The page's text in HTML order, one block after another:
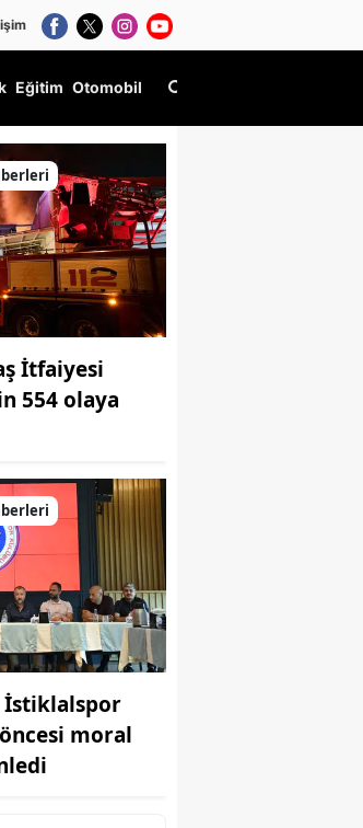
Eğitim Otomobil
İtfaiyesi
554 olaya
İstiklalspor
moral